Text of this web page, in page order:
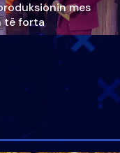
mes
të forta